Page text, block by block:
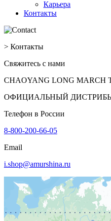
Карьера
Контакты
> Контакты
Свяжитесь с нами
CHAOYANG LONG MARCH
ОФИЦИАЛЬНЫЙ
Телефон в России
8-800-200-66-05
Email
i.shop@amurshina.ru